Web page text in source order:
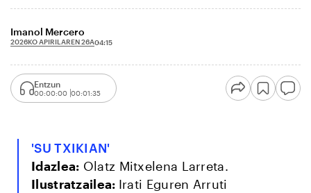
Imanol Mercero
2026KO APIRILAREN 26A04:15
Entzun
00:00:00 00:01:35
'SU TXIKIAN'
Idazlea: Olatz Mitxelena Larreta.
Ilustratzailea: Irati Eguren Arruti